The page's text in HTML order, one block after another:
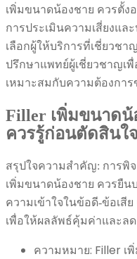
เพิ่มขนาดน้องชาย ควรตั้
การประเมินความเสี่ยงแล
เลือกผู้ให้บริการที่เชี่ยวช
ปรึกษาแพทย์ผู้เชี่ยวชาญเ
เหมาะสมกับความต้องกา
Filler เพิ่มขนาด
ควรรู้ก่อนตัดสินใจ
สรุปใจความสำคัญ: การพิ
เพิ่มขนาดน้องชาย ควรยื
ความเข้าใจในข้อดี-ข้อเสี
เพื่อให้ผลลัพธ์คุ้มค่าและล
ความหมาย: Filler เ